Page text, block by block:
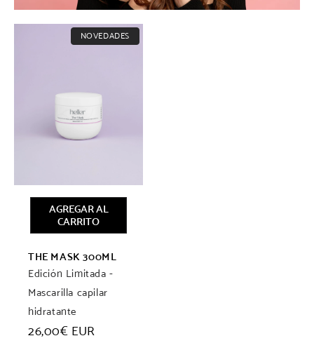
NOVEDADES
THE MASK 300ML
Edición Limitada -
Mascarilla capilar
hidratante
Precio
26,00€ EUR
AGREGAR AL
CARRITO